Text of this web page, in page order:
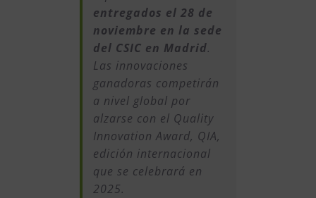
entregados el 28 de
noviembre en la sede
del CSIC en Madrid.
Las innovaciones
ganadoras competirán
a nivel global por
alzarse con el Quality
Innovation Award, QIA,
edición internacional
que se celebrará en
2025.